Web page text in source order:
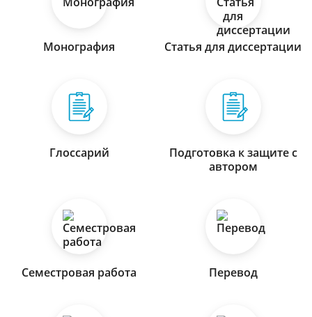
Монография Статья для диссертации
Глоссарий
Подготовка к защите с
автором
Семестровая работа Перевод